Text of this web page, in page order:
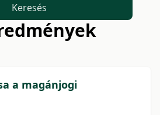
Keresés
a magánjogi